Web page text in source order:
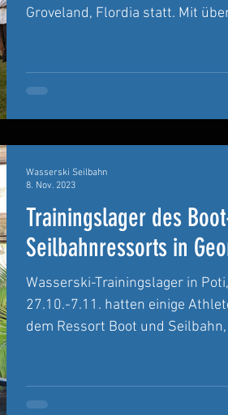
Groveland, Flordia statt. Mit
Trainingslager des
Seilbahnressorts in
Wasserski-Trainingslager in
27.10.-7.11. hatten einige
dem Ressort Boot und Seilbahn,
Wasserski Seilbahn
8. Nov. 2023